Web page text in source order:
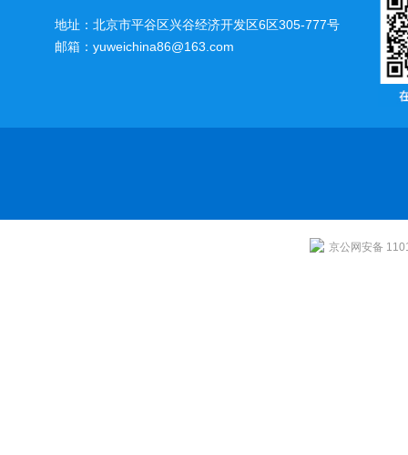
地址：北京市平谷区兴谷经济开发区6区305-777号
邮箱：yuweichina86@163.com
京公网安备